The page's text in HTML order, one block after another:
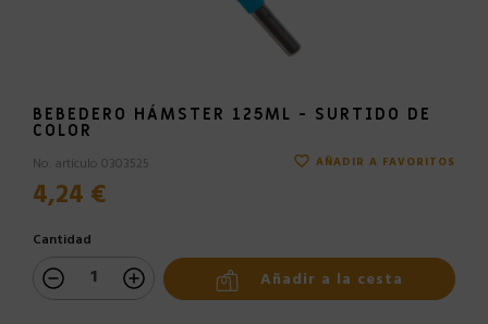
BEBEDERO HÁMSTER 125ML - SURTIDO DE
COLOR
No. artículo 0303525 favorite_border AÑADIR A FAVORITOS
4,24 €
Cantidad
Añadir a la cesta